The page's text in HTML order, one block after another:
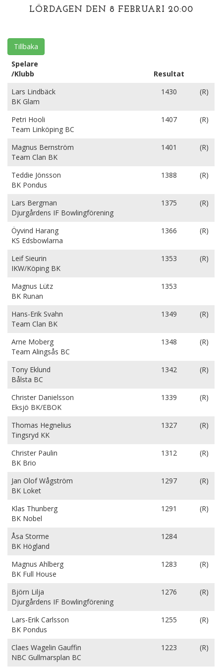
LÖRDAGEN DEN 8 FEBRUARI 20:00
Tillbaka
Spelare
/Klubb
Resultat
Lars Lindbäck
BK Glam
1430 (R)
Petri Hooli
Team Linköping BC
1407 (R)
Magnus Bernström
Team Clan BK
1401 (R)
Teddie Jönsson
BK Pondus
1388 (R)
Lars Bergman
Djurgårdens IF Bowlingförening
1375 (R)
Öyvind Harang
KS Edsbowlarna
1366 (R)
Leif Sieurin
IKW/Köping BK
1353 (R)
Magnus Lütz
BK Runan
1353
Hans-Erik Svahn
Team Clan BK
1349 (R)
Arne Moberg
Team Alingsås BC
1348 (R)
Tony Eklund
Bålsta BC
1342 (R)
Christer Danielsson
Eksjö BK/EBOK
1339 (R)
Thomas Hegnelius
Tingsryd KK
1327 (R)
Christer Paulin
BK Brio
1312 (R)
Jan Olof Wågström
BK Loket
1297 (R)
Klas Thunberg
BK Nobel
1291 (R)
Åsa Storme
BK Högland
1284
Magnus Ahlberg
BK Full House
1283 (R)
Björn Lilja
Djurgårdens IF Bowlingförening
1276 (R)
Lars-Erik Carlsson
BK Pondus
1255 (R)
Claes Wagelin Gauffin
NBC Gullmarsplan BC
1223 (R)